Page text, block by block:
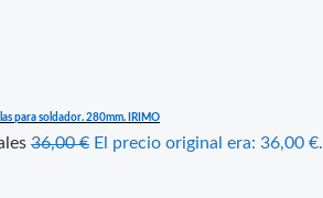
para soldador. 280mm. IRIMO
36,00€ El precio original era: 36,00 €.